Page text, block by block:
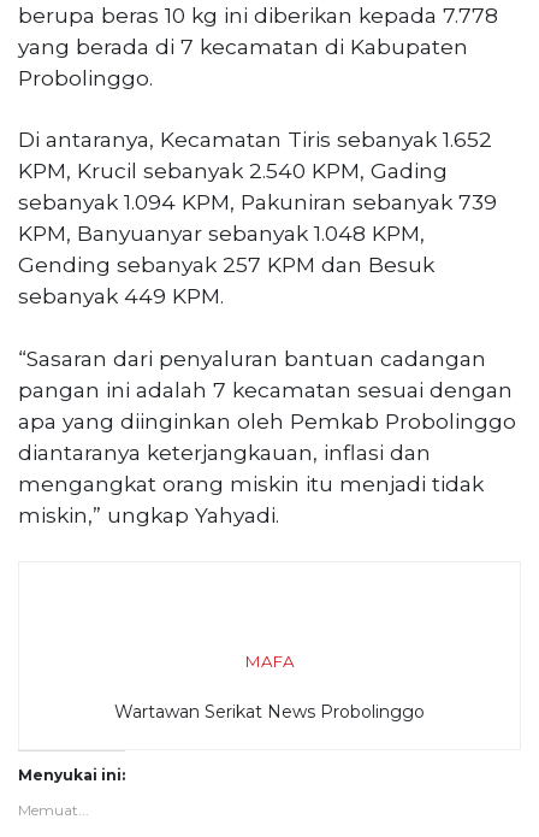
berupa beras 10 kg ini diberikan kepada 7.778
yang berada di 7 kecamatan di Kabupaten
Probolinggo.
Di antaranya, Kecamatan Tiris sebanyak 1.652
KPM, Krucil sebanyak 2.540 KPM, Gading
sebanyak 1.094 KPM, Pakuniran sebanyak 739
KPM, Banyuanyar sebanyak 1.048 KPM,
Gending sebanyak 257 KPM dan Besuk
sebanyak 449 KPM.
“Sasaran dari penyaluran bantuan cadangan
pangan ini adalah 7 kecamatan sesuai dengan
apa yang diinginkan oleh Pemkab Probolinggo
diantaranya keterjangkauan, inflasi dan
mengangkat orang miskin itu menjadi tidak
miskin,” ungkap Yahyadi.
MAFA
Wartawan Serikat News Probolinggo
Menyukai ini:
Memuat...